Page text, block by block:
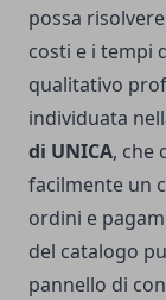
possa
costi e i tempi
qualitativo
individuata
di UNICA, che
facilmente un
ordini e
del catalogo
pannello di